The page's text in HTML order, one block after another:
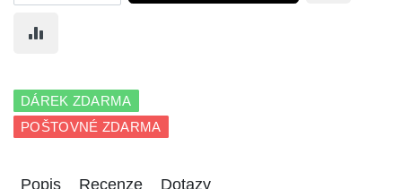
DÁREK ZDARMA
POŠTOVNÉ ZDARMA
Popis Recenze Dotazy